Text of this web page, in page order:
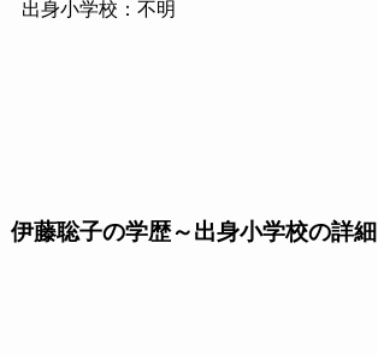
出身小学校：不明
伊藤聡子の学歴～出身小学校の詳細